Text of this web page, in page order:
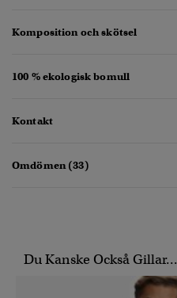
Komposition och skötsel
100 % ekologisk bomull
Kontakt
Omdömen (33)
Du Kanske Också Gillar...